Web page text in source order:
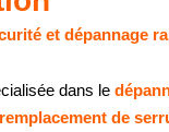
et dépannage
dans le
remplacement de